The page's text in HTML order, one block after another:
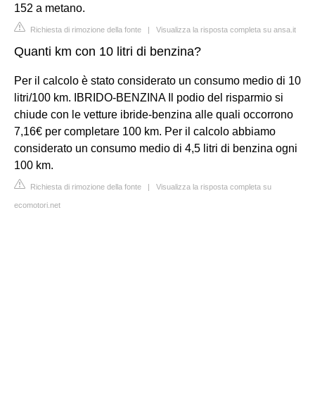
152 a metano.
Richiesta di rimozione della fonte | Visualizza la risposta completa su ansa.it
Quanti km con 10 litri di benzina?
Per il calcolo è stato considerato un consumo medio di 10
litri/100 km. IBRIDO-BENZINA Il podio del risparmio si
chiude con le vetture ibride-benzina alle quali occorrono
7,16€ per completare 100 km. Per il calcolo abbiamo
considerato un consumo medio di 4,5 litri di benzina ogni
100 km.
Richiesta di rimozione della fonte | Visualizza la risposta completa su
ecomotori.net